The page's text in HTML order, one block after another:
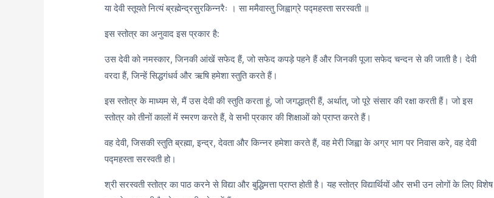
या देवी स्तूयते नित्यं ब्रह्मेन्द्रसुरकिन्नरैः । सा ममैवास्तु जिह्वाग्रे पद्महस्ता सरस्वती ॥
इस स्तोत्र का अनुवाद इस प्रकार है:
उस देवी को नमस्कार, जिनकी आंखें सफेद हैं, जो सफेद कपड़े पहने हैं और जिनकी पूजा सफेद चन्दन से की जाती है। देवी
वरदा हैं, जिन्हें सिद्धगंधर्व और ऋषि हमेशा स्तुति करते हैं।
इस स्तोत्र के माध्यम से, मैं उस देवी की स्तुति करता हूं, जो जगद्धात्री हैं, अर्थात्, जो पूरे संसार की रक्षा करती हैं। जो इस
स्तोत्र को तीनों कालों में स्मरण करते हैं, वे सभी प्रकार की शिक्षाओं को प्राप्त करते हैं।
वह देवी, जिसकी स्तुति ब्रह्मा, इन्द्र, देवता और किन्नर हमेशा करते हैं, वह मेरी जिह्वा के अग्र भाग पर निवास करे, वह देवी
पद्महस्ता सरस्वती हो।
श्री सरस्वती स्तोत्र का पाठ करने से विद्या और बुद्धिमत्ता प्राप्त होती है। यह स्तोत्र विद्यार्थियों और सभी उन लोगों के लिए विशेष